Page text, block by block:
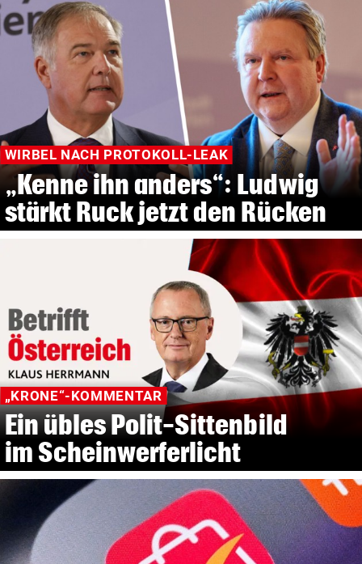
WIRBEL NACH PROTOKOLL-LEAK
„Kenne ihn anders“: Ludwig
stärkt Ruck jetzt den Rücken
„KRONE“-KOMMENTAR
Ein übles Polit-Sittenbild
im Scheinwerferlicht